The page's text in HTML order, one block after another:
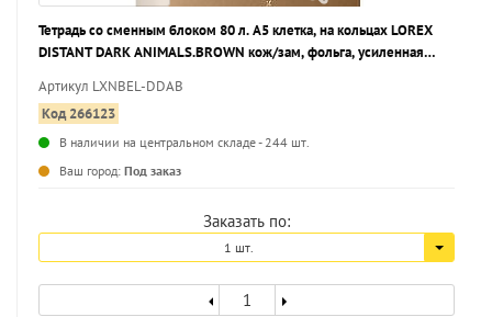
Тетрадь со сменным блоком 80 л. А5 клетка, на кольцах LOREX
DISTANT DARK ANIMALS.BROWN кож/зам, фольга, усиленная
Артикул LXNBEL-DDAB
Код 266123
В наличии на центральном складе - 244 шт.
Ваш город: Под заказ
Заказать по:
1 шт.